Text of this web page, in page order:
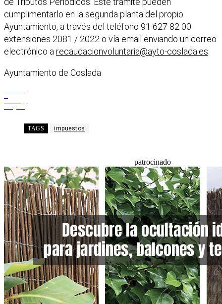
cumplimentarlo en la segunda planta del propio
Ayuntamiento, a través del teléfono 91 627 82 00
extensiones 2081 / 2022 o vía email enviando un correo
electrónico arecaudacionvoluntaria@ayto-coslada.es.
Ayuntamiento de Coslada
TAGS impuestos
patrocinado